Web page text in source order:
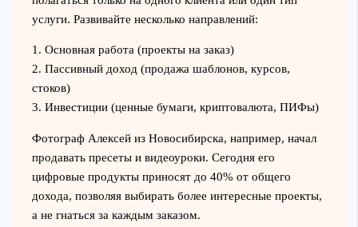
услуги. Развивайте несколько направлений:
1. Основная работа (проекты на заказ)
2. Пассивный доход (продажа шаблонов, курсов,
стоков)
3. Инвестиции (ценные бумаги, криптовалюта, ПИФы)
Фотограф Алексей из Новосибирска, например, начал
продавать пресеты и видеоуроки. Сегодня его
цифровые продукты приносят до 40% от общего
дохода, позволяя выбирать более интересные проекты,
а не гнаться за каждым заказом.